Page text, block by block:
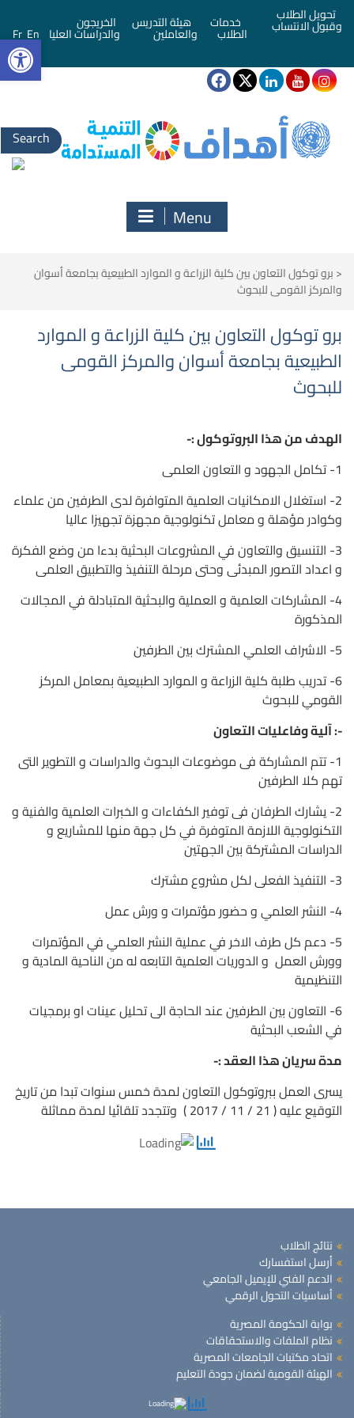
تحويل الطلاب
وقبول الانتساب خدمات
الطلاب
هيئة التدريس
والعاملين
الخريجون
والدراسات العليا En
Fr
Search
for:
Menu
<برو توكول التعاون بين كلية الزراعة و الموارد الطبيعية بجامعة أسوان
والمركز القومى للبحوث
برو توكول التعاون بين كلية الزراعة و الموارد
الطبيعية بجامعة أسوان والمركز القومى
للبحوث
الهدف من هذا البروتوكول :-
1- تكامل الجهود و التعاون العلمى
2- استغلال الامكانيات العلمية المتوافرة لدى الطرفين من علماء
وكوادر مؤهلة و معامل تكنولوجية مجهزة تجهيزا عاليا
3- التنسيق والتعاون في المشروعات البحثية بدءا من وضع الفكرة
و اعداد التصور المبدئى وحتى مرحلة التنفيذ والتطبيق العلمى
4- المشاركات العلمية و العملية والبحثية المتبادلة في المجالات
المذكورة
5- الاشراف العلمي المشترك بين الطرفين
6- تدريب طلبة كلية الزراعة و الموارد الطبيعية بمعامل المركز
القومي للبحوث
-: آلية وفاعليات التعاون
1- تتم المشاركة فى موضوعات البحوث والدراسات و التطوير التى
تهم كلا الطرفين
2- يشارك الطرفان فى توفير الكفاءات و الخبرات العلمية والفنية و
التكنولوجية اللازمة المتوفرة في كل جهة منها للمشاريع و
الدراسات المشتركة بين الجهتين
3- التنفيذ الفعلى لكل مشروع مشترك
4- النشر العلمي و حضور مؤتمرات و ورش عمل
5- دعم كل طرف الاخر في عملية النشر العلمي في المؤتمرات
وورش العمل و الدوريات العلمية التابعه له من الناحية المادية و
التنظيمية
6- التعاون بين الطرفين عند الحاجة الى تحليل عينات او برمجيات
في الشعب البحثية
مدة سريان هذا العقد :-
يسرى العمل ببروتوكول التعاون لمدة خمس سنوات تبدا من تاريخ
التوقيع عليه ( 21 / 11 / 2017 ) وتتجدد تلقائيا لمدة مماثلة
نتائج الطلاب
أرسل استفسارك
الدعم الفني للإيميل الجامعي
أساسيات التحول الرقمي
بوابة الحكومة المصرية
نظام الملفات والاستحقاقات
اتحاد مكتبات الجامعات المصرية
الهيئة القومية لضمان جودة التعليم